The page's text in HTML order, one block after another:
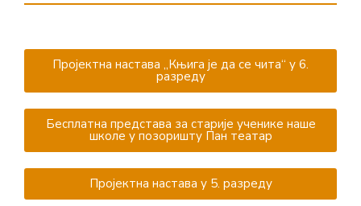
Пројектна настава ,,Књига је да се чита“ у 6.
разреду
Бесплатна представа за старије ученике наше
школе у позоришту Пан театар
Пројектна настава у 5. разреду